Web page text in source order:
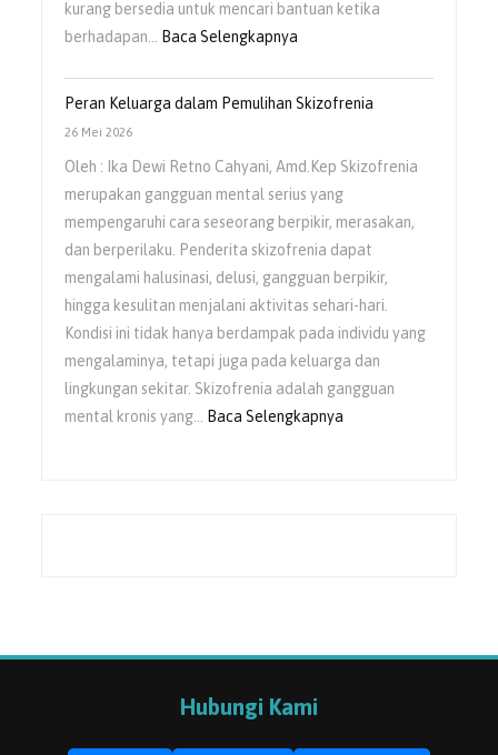
kurang bersedia untuk mencari bantuan ketika
berhadapan… Baca Selengkapnya
Sering
Diabaikan
Peran Keluarga dalam Pemulihan Skizofrenia
26 Mei 2026
Oleh : Ika Dewi Retno Cahyani, Amd.Kep Skizofrenia
merupakan gangguan mental serius yang
mempengaruhi cara seseorang berpikir, merasakan,
dan berperilaku. Penderita skizofrenia dapat
mengalami halusinasi, delusi, gangguan berpikir,
hingga kesulitan menjalani aktivitas sehari-hari.
Kondisi ini tidak hanya berdampak pada individu yang
mengalaminya, tetapi juga pada keluarga dan
lingkungan sekitar. Skizofrenia adalah gangguan
mental kronis yang… Baca Selengkapnya
Hubungi Kami